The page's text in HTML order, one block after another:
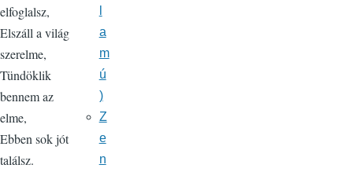
elfoglalsz,
Elszáll a világ
szerelme,
Tündöklik
bennem az
elme,
Ebben sok jót
találsz.
a
m
ú
)
Z
e
n